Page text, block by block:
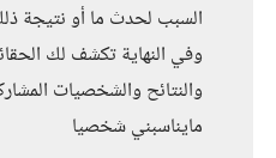
السبب لحدث ما أو نتيجة
وفي النهاية تكشف لك
والنتائح والشخصيات
مايناسبني شخصيا